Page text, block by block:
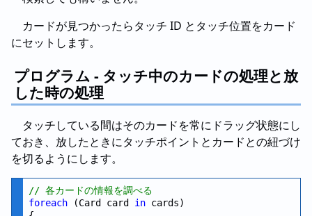
カードが見つかったらタッチ ID とタッチ位置をカード
にセットします。
プログラム - タッチ中のカードの処理と放
した時の処理
タッチしている間はそのカードを常にドラッグ状態にし
ておき、放したときにタッチポイントとカードとの紐づけ
を切るようにします。
// 各カードの情報を調べる
foreach (Card card in cards)